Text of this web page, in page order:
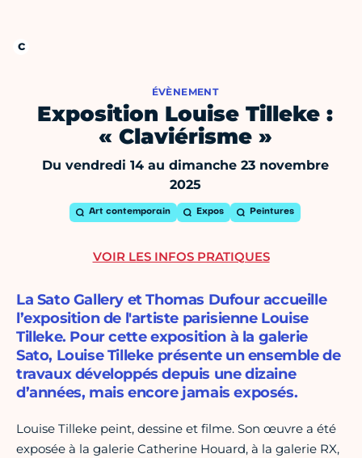
ÉVÈNEMENT
Exposition Louise Tilleke :
« Claviérisme »
Du vendredi 14 au dimanche 23 novembre
2025
Art contemporain Expos Peintures
​La Sato Gallery et Thomas Dufour accueille
l’exposition de l'artiste parisienne Louise
Tilleke. Pour cette exposition à la galerie
Sato, Louise Tilleke présente un ensemble de
travaux développés depuis une dizaine
d’années, mais encore jamais exposés.
​Louise Tilleke peint, dessine et filme. Son œuvre a été
exposée à la galerie Catherine Houard, à la galerie RX,
VOIR LES INFOS PRATIQUES